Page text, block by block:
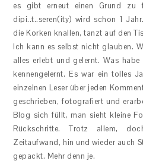
es gibt erneut einen Grund zu
dipi..t..seren(ity) wird schon 1
die Korken knallen, tanzt auf den
Ich kann es selbst nicht glauben.
alles erlebt und gelernt. Was
kennengelernt. Es war ein tolles
einzelnen Leser über jeden
geschrieben, fotografiert und
Blog sich füllt, man sieht kleine
Rückschritte. Trotz allem,
Zeitaufwand, hin und wieder auch
gepackt. Mehr denn je.